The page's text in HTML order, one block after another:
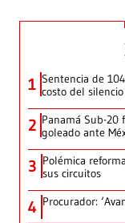
1 Sentencia de
costo del silencio
2 Panamá Sub-20
goleado ante
3 Polémica
sus circuitos
4 Procurador: